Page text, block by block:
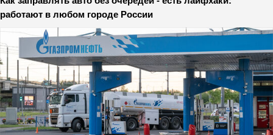
работают в любом городе России